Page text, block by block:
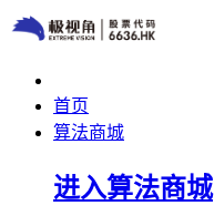
首页
算法商城
进入算法商城